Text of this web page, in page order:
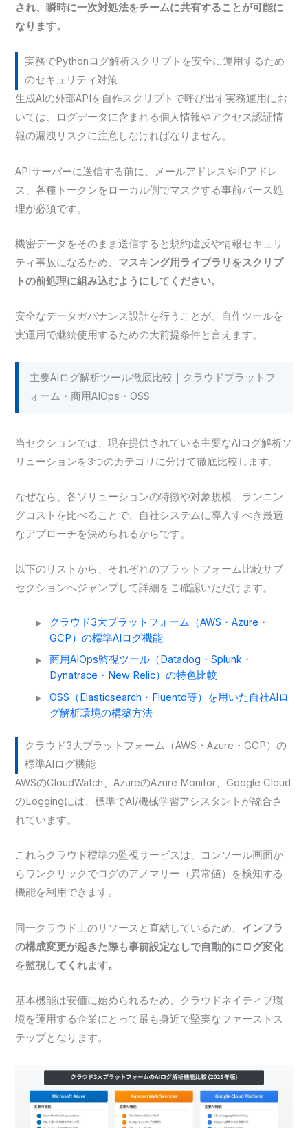
され、瞬時に一次対処法をチームに共有することが可能に
なります。
実務でPythonログ解析スクリプトを安全に運用するため
のセキュリティ対策
生成AIの外部APIを自作スクリプトで呼び出す実務運用にお
いては、ログデータに含まれる個人情報やアクセス認証情
報の漏洩リスクに注意しなければなりません。
APIサーバーに送信する前に、メールアドレスやIPアドレ
ス、各種トークンをローカル側でマスクする事前パース処
理が必須です。
機密データをそのまま送信すると規約違反や情報セキュリ
ティ事故になるため、 マスキング用ライブラリをスクリプ
トの前処理に組み込むようにしてください。
安全なデータガバナンス設計を行うことが、自作ツールを
実運用で継続使用するための大前提条件と言えます。
主要AIログ解析ツール徹底比較｜クラウドプラットフ
ォーム・商用AIOps・OSS
当セクションでは、現在提供されている主要なAIログ解析ソ
リューションを3つのカテゴリに分けて徹底比較します。
なぜなら、各ソリューションの特徴や対象規模、ランニン
グコストを比べることで、自社システムに導入すべき最適
なアプローチを決められるからです。
以下のリストから、それぞれのプラットフォーム比較サブ
セクションへジャンプして詳細をご確認いただけます。
クラウド3大プラットフォーム（AWS・Azure・
GCP）の標準AIログ機能
商用AIOps監視ツール（Datadog・Splunk・
Dynatrace・New Relic）の特色比較
OSS（Elasticsearch・Fluentd等）を用いた自社AIロ
グ解析環境の構築方法
クラウド3大プラットフォーム（AWS・Azure・GCP）の
標準AIログ機能
AWSのCloudWatch、AzureのAzure Monitor、Google Cloud
のLoggingには、標準でAI/機械学習アシスタントが統合さ
れています。
これらクラウド標準の監視サービスは、コンソール画面か
らワンクリックでログのアノマリー（異常値）を検知する
機能を利用できます。
同一クラウド上のリソースと直結しているため、 インフラ
の構成変更が起きた際も事前設定なしで自動的にログ変化
を監視してくれます。
基本機能は安価に始められるため、クラウドネイティブ環
境を運用する企業にとって最も身近で堅実なファーストス
テップとなります。